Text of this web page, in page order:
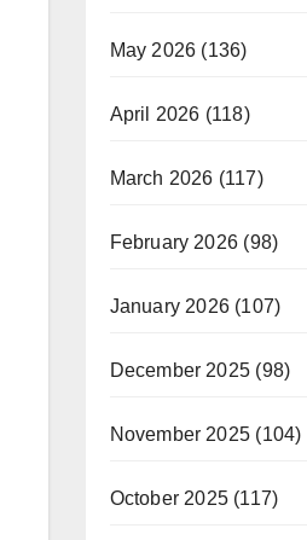
May 2026 (136)
April 2026 (118)
March 2026 (117)
February 2026 (98)
January 2026(107)
December 2025 (98)
November 2025 (104)
October 2025(117)